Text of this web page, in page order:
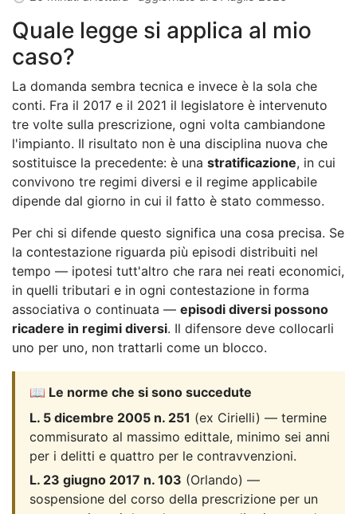
Quale legge si applica al mio
caso?
La domanda sembra tecnica e invece è la sola che
conti. Fra il 2017 e il 2021 il legislatore è intervenuto
tre volte sulla prescrizione, ogni volta cambiandone
l'impianto. Il risultato non è una disciplina nuova che
sostituisce la precedente: è una stratificazione, in cui
convivono tre regimi diversi e il regime applicabile
dipende dal giorno in cui il fatto è stato commesso.
Per chi si difende questo significa una cosa precisa. Se
la contestazione riguarda più episodi distribuiti nel
tempo — ipotesi tutt'altro che rara nei reati economici,
in quelli tributari e in ogni contestazione in forma
associativa o continuata — episodi diversi possono
ricadere in regimi diversi. Il difensore deve collocarli
uno per uno, non trattarli come un blocco.
📖 Le norme che si sono succedute
L. 5 dicembre 2005 n. 251 (ex Cirielli) — termine
commisurato al massimo edittale, minimo sei anni
per i delitti e quattro per le contravvenzioni.
L. 23 giugno 2017 n. 103 (Orlando) —
sospensione del corso della prescrizione per un